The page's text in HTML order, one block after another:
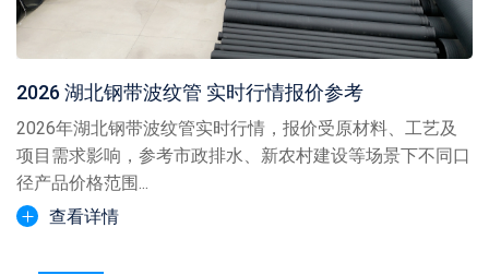
2026 湖北钢带波纹管 实时行情报价参考
2026年湖北钢带波纹管实时行情，报价受原材料、工艺及
项目需求影响，参考市政排水、新农村建设等场景下不同口
径产品价格范围...
查看详情